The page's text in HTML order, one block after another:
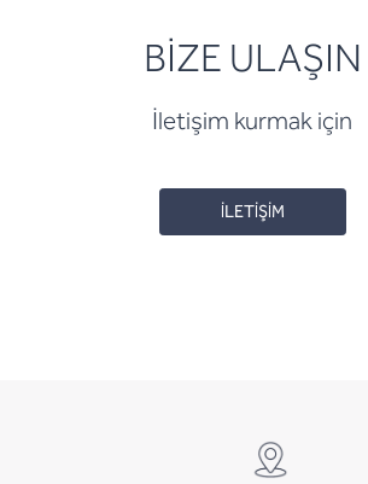
BİZE ULAŞIN
İletişim kurmak için
İLETİŞİM